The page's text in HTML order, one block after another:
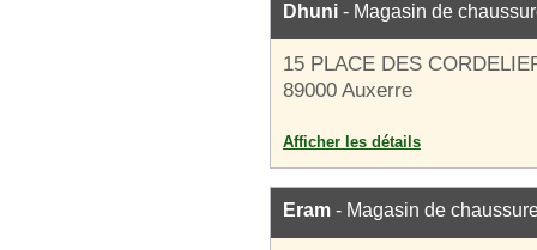
Dhuni - Magasin de
15 PLACE DES
89000 Auxerre
Afficher les détails
Eram - Magasin de